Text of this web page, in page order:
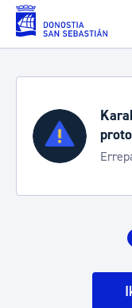
Eduki nagusira joan